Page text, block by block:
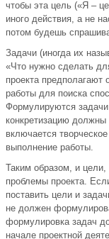
чтобы эта цель («Я –
иного действия, а не
потом будешь
Задачи (иногда их
«Что нужно сделать
проекта предполагают
работы для поиска
Формулируются задачи
конкретизацию
включается
выполнение работы.
Таким образом, и цели,
проблемы проекта.
поставить цели и
не должен
формулировка задач
начале проектной